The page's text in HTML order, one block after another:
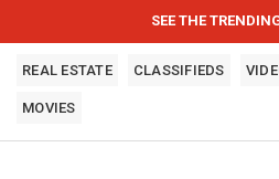
SEE THE
REAL ESTATE CLASSIFIEDS
MOVIES